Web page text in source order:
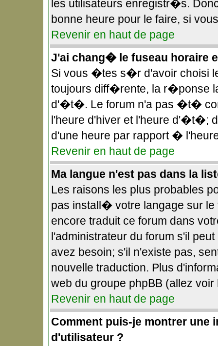
les utilisateurs enregistr�s.
bonne heure pour le faire, si
Revenir en haut de page
J'ai chang� le fuseau horaire
Si vous �tes s�r d'avoir choisi
toujours diff�rente, la r�ponse
d'�t�. Le forum n'a pas �t�
l'heure d'hiver et l'heure
d'une heure par rapport �
Revenir en haut de page
Ma langue n'est pas dans la
Les raisons les plus probables
pas install� votre langage sur le
encore traduit ce forum dans
l'administrateur du forum s'il
avez besoin; s'il n'existe pas,
nouvelle traduction. Plus
web du groupe phpBB (allez
Revenir en haut de page
Comment puis-je montrer une
d'utilisateur ?